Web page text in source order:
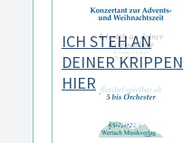
ICH STEH AN
DEINER KRIPPEN
HIER